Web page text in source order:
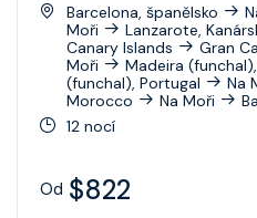
Barcelona, španělsko
Moři
Lanzarote,
Canary Islands
Gran
Moři
Madeira
(funchal), Portugal
Na
Morocco
Na Moři
12 nocí
Od $822